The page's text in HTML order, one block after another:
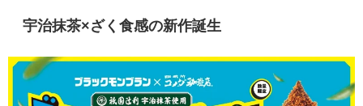
宇治抹茶×ざく食感の新作誕生